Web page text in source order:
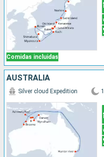
Comidas incluidas
AUSTRALIA
Silver cloud Expedition